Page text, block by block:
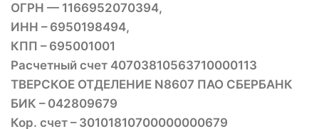
ОГРН — 1166952070394,
ИНН – 6950198494,
КПП – 695001001
Расчетный счет 40703810563710000113
ТВЕРСКОЕ ОТДЕЛЕНИЕ N8607 ПАО СБЕРБАНК
БИК – 042809679
Кор. счет – 30101810700000000679